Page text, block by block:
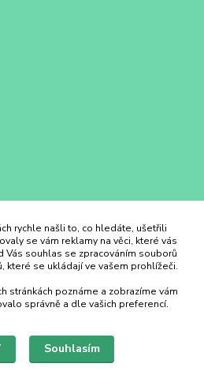
rychle našli to, co hledáte, ušetřili
se vám reklamy na věci, které vás
Vás souhlas se zpracováním souborů
které se ukládají ve vašem prohlížeči.
stránkách poznáme a zobrazíme vám
správně a dle vašich preferencí.
Souhlasím